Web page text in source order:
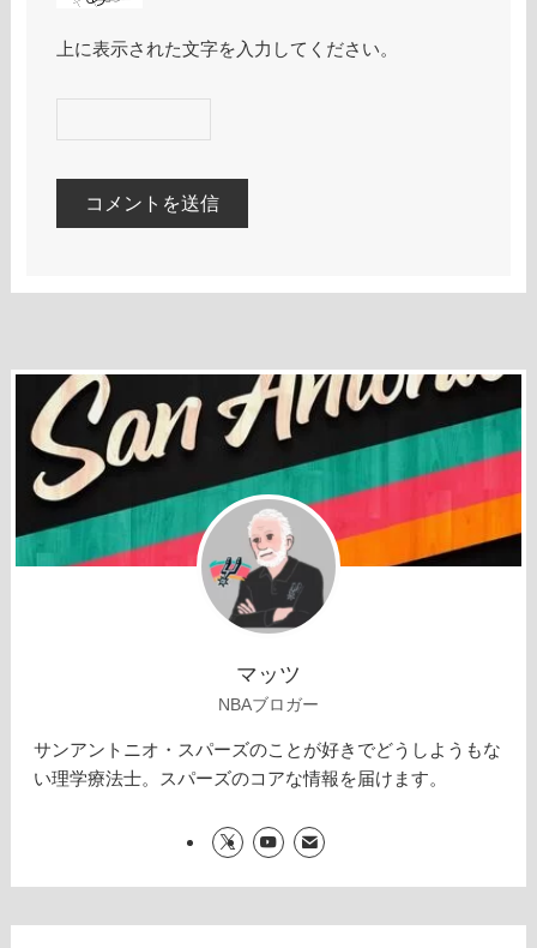
上に表示された文字を入力してください。
マッツ
NBAブロガー
サンアントニオ・スパーズのことが好きでどうしようもな
い理学療法士。スパーズのコアな情報を届けます。